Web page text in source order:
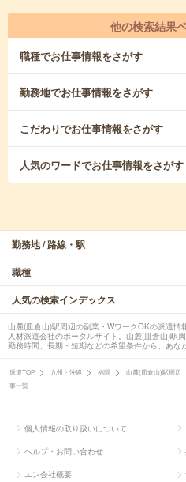
他の検索結果
職種でお仕事情報をさがす
勤務地でお仕事情報をさがす
こだわりでお仕事情報をさがす
人気のワードでお仕事情報をさがす
勤務地 / 路線・駅
職種
人気の検索インデックス
山麓(皿倉山)駅周辺の副業・WワークOKの派遣
人材派遣会社のポータルサイト。山麓(皿倉山)駅
勤務時間、長期・短期などの希望条件から、あな
派遣TOP 九州・沖縄 福岡 山麓(皿倉山)駅周辺
事一覧
個人情報の取り扱いについて
ヘルプ・お問い合わせ
エン会社概要